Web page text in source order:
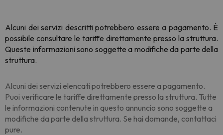
Alcuni dei servizi descritti potrebbero essere a pagamento. È
possibile consultare le tariffe direttamente presso la struttura.
Queste informazioni sono soggette a modifiche da parte della
struttura.
Alcuni dei servizi elencati potrebbero essere a pagamento.
Puoi verificare le tariffe direttamente presso la struttura. Tutte
le informazioni contenute in questo annuncio sono soggette a
modifiche da parte della struttura. Se hai domande, contattaci
pure.